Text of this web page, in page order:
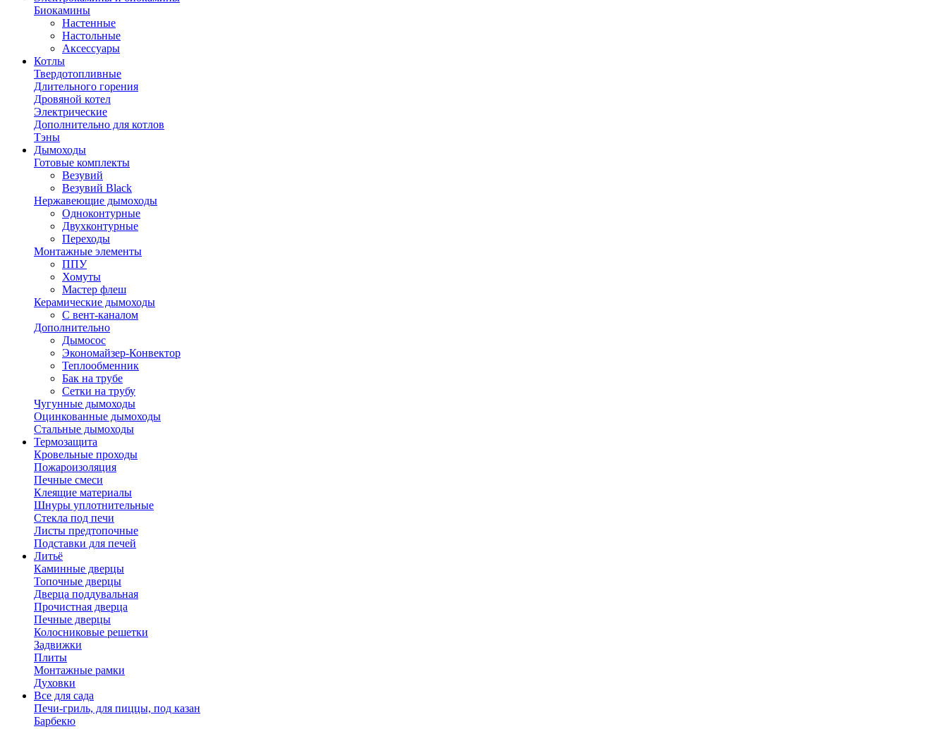
Биокамины
Настенные
Настольные
Аксессуары
Котлы
Твердотопливные
Длительного горения
Дровяной котел
Электрические
Дополнительно для котлов
Тэны
Дымоходы
Готовые комплекты
Везувий
Везувий Black
Нержавеющие дымоходы
Одноконтурные
Двухконтурные
Переходы
Монтажные элементы
ППУ
Хомуты
Мастер флеш
Керамические дымоходы
С вент-каналом
Дополнительно
Дымосос
Экономайзер-Конвектор
Теплообменник
Бак на трубе
Сетки на трубу
Чугунные дымоходы
Оцинкованные дымоходы
Стальные дымоходы
Термозащита
Кровельные проходы
Пожароизоляция
Печные смеси
Клеящие материалы
Шнуры уплотнительные
Стекла под печи
Листы предтопочные
Подставки для печей
Литьё
Каминные дверцы
Топочные дверцы
Дверца поддувальная
Прочистная дверца
Печные дверцы
Колосниковые решетки
Задвижки
Плиты
Монтажные рамки
Духовки
Все для сада
Печи-гриль, для пиццы, под казан
Барбекю